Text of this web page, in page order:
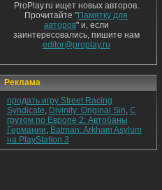
ProPlay.ru ищет новых авторов.
Прочитайте "Памятку для
авторов" и, если
заинтересовались, пишите нам
editor@proplay.ru
Реклама
продать игру Street Racing
Syndicate, Divinity: Original Sin, С
грузом по Европе 2: Автобаны
Германии, Batman: Arkham Asylum
на PlayStation 3